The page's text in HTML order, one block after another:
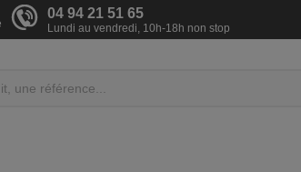
04 94 21 51 65
Lundi au vendredi, 10h-18h non stop